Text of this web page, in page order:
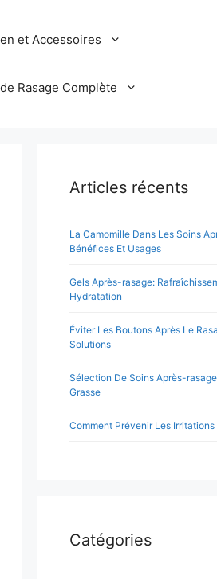
et Accessoires
Rasage Complète
Articles récents
La Camomille Dans Les Soins
Bénéfices Et Usages
Gels Après-rasage:
Hydratation
Éviter Les Boutons Après Le
Solutions
Sélection De Soins Après-
Grasse
Comment Prévenir Les
Catégories